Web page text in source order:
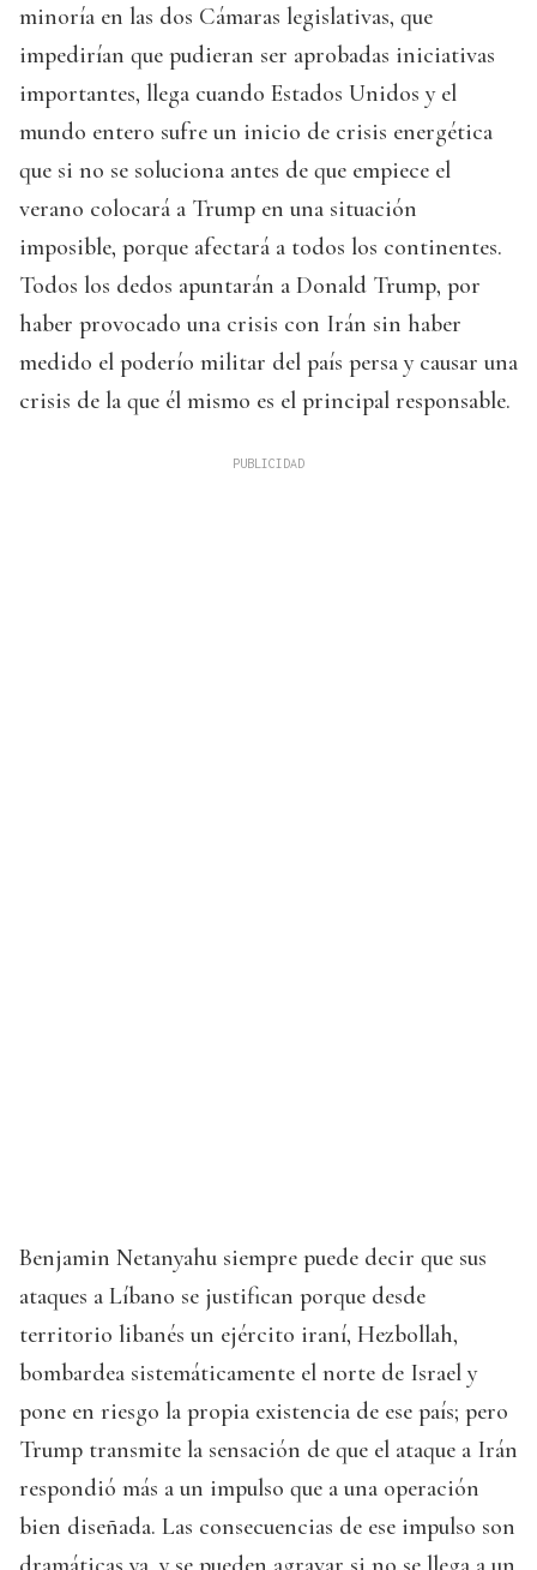
minoría en las dos Cámaras legislativas, que
impedirían que pudieran ser aprobadas iniciativas
importantes, llega cuando Estados Unidos y el
mundo entero sufre un inicio de crisis energética
que si no se soluciona antes de que empiece el
verano colocará a Trump en una situación
imposible, porque afectará a todos los continentes.
Todos los dedos apuntarán a Donald Trump, por
haber provocado una crisis con Irán sin haber
medido el poderío militar del país persa y causar una
crisis de la que él mismo es el principal responsable.
Benjamin Netanyahu siempre puede decir que sus
ataques a Líbano se justifican porque desde
territorio libanés un ejército iraní, Hezbollah,
bombardea sistemáticamente el norte de Israel y
pone en riesgo la propia existencia de ese país; pero
Trump transmite la sensación de que el ataque a Irán
respondió más a un impulso que a una operación
bien diseñada. Las consecuencias de ese impulso son